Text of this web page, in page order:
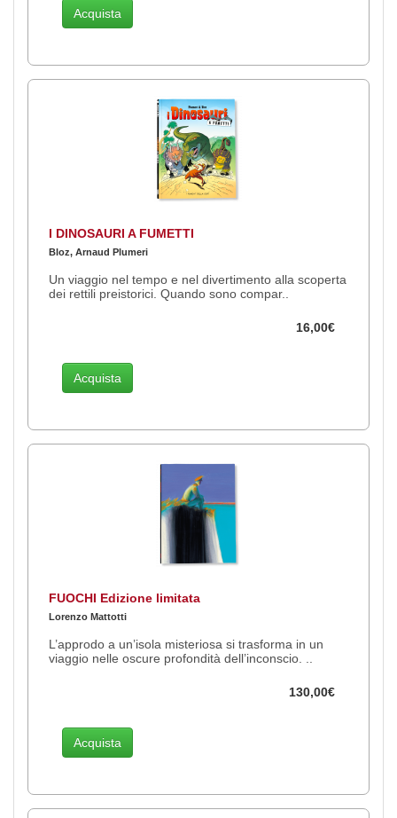
Acquista
I DINOSAURI A FUMETTI
Bloz, Arnaud Plumeri
Un viaggio nel tempo e nel divertimento alla scoperta
dei rettili preistorici. Quando sono compar..
16,00€
Acquista
FUOCHI Edizione limitata
Lorenzo Mattotti
L’approdo a un’isola misteriosa si trasforma in un
viaggio nelle oscure profondità dell’inconscio. ..
130,00€
Acquista